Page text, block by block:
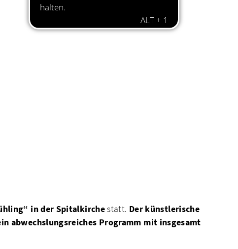
in der Spitalkirchestatt. Der künstlerische
abwechslungsreiches Programm mit insgesamt